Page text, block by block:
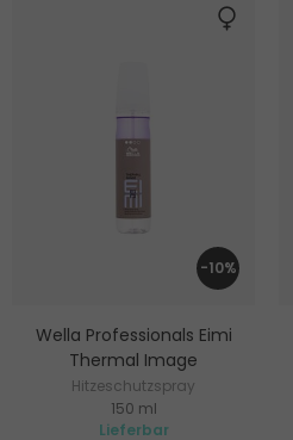
-10%
Wella Professionals Eimi
Thermal Image
Hitzeschutzspray
150 ml
Lieferbar